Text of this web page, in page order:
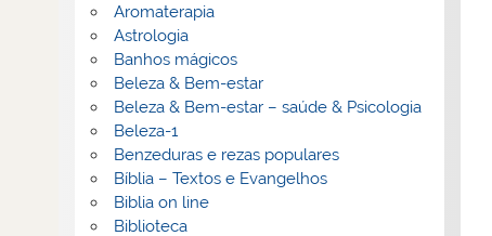
Aromaterapia
Astrologia
Banhos mágicos
Beleza & Bem-estar
Beleza & Bem-estar – saúde & Psicologia
Beleza-1
Benzeduras e rezas populares
Bíblia – Textos e Evangelhos
Biblia on line
Biblioteca